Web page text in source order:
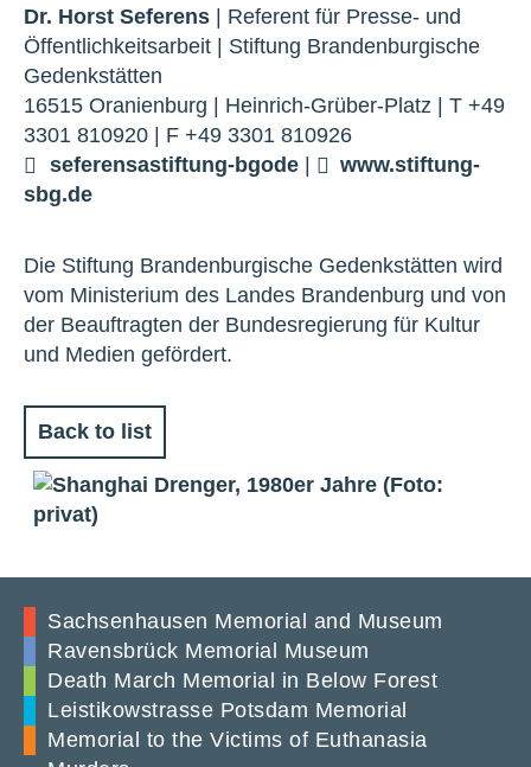
Dr. Horst Seferens | Referent für Presse- und
Öffentlichkeitsarbeit | Stiftung Brandenburgische
Gedenkstätten
16515 Oranienburg | Heinrich-Grüber-Platz | T +49
3301 810920 | F +49 3301 810926
seferensastiftung-bgode
www.stiftung-
sbg.de
Die Stiftung Brandenburgische Gedenkstätten wird
vom Ministerium des Landes Brandenburg und von
der Beauftragten der Bundesregierung für Kultur
und Medien gefördert.
Back to list
Sachsenhausen Memorial and Museum
Ravensbrück Memorial Museum
Death March Memorial in Below Forest
Leistikowstrasse Potsdam Memorial
Memorial to the Victims of Euthanasia